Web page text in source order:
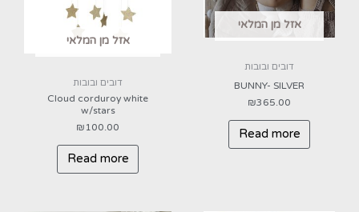
אזל מן המלאי
דובים ובובות
BUNNY- SILVER
₪365.00
Read more
אזל מן המלאי
דובים ובובות
Cloud corduroy white
w/stars
₪ 100.00
Read more